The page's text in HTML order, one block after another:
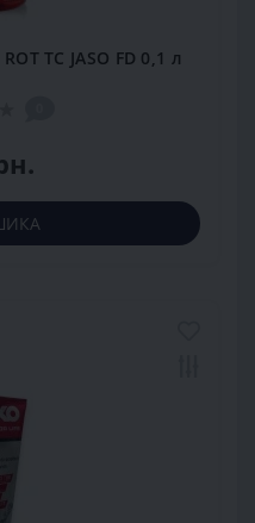
TC JASO FD 0,1 л